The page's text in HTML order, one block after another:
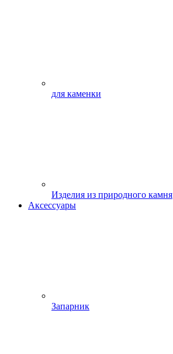
для каменки
Изделия из природного камня
Аксессуары
Запарник